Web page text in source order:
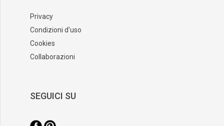
Privacy
Condizioni d'uso
Cookies
Collaborazioni
SEGUICI SU